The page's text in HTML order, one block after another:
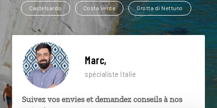
Castelsardo Costa Verde Grotta di Nettuno
Marc,
spécialiste Italie
Suivez vos envies et demandez conseils à nos